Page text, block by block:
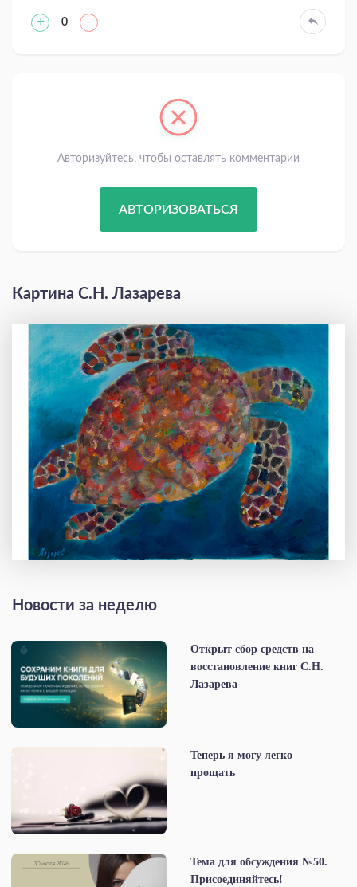
+ 0 -
Авторизуйтесь, чтобы оставлять комментарии
АВТОРИЗОВАТЬСЯ
Картина С.Н. Лазарева
Новости за неделю
Открыт сбор средств на
восстановление книг С.Н.
Лазарева
Теперь я могу легко
прощать
Тема для обсуждения №50.
Присоединяйтесь!